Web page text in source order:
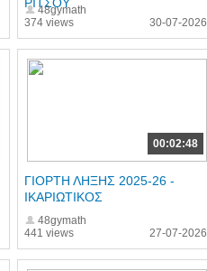
374 views
48gymath
30-07-2026
00:02:48
441 views
ΓΙΟΡΤΗ ΛΗΞΗΣ 2025-26 -
ΙΚΑΡΙΩΤΙΚΟΣ
48gymath
27-07-2026